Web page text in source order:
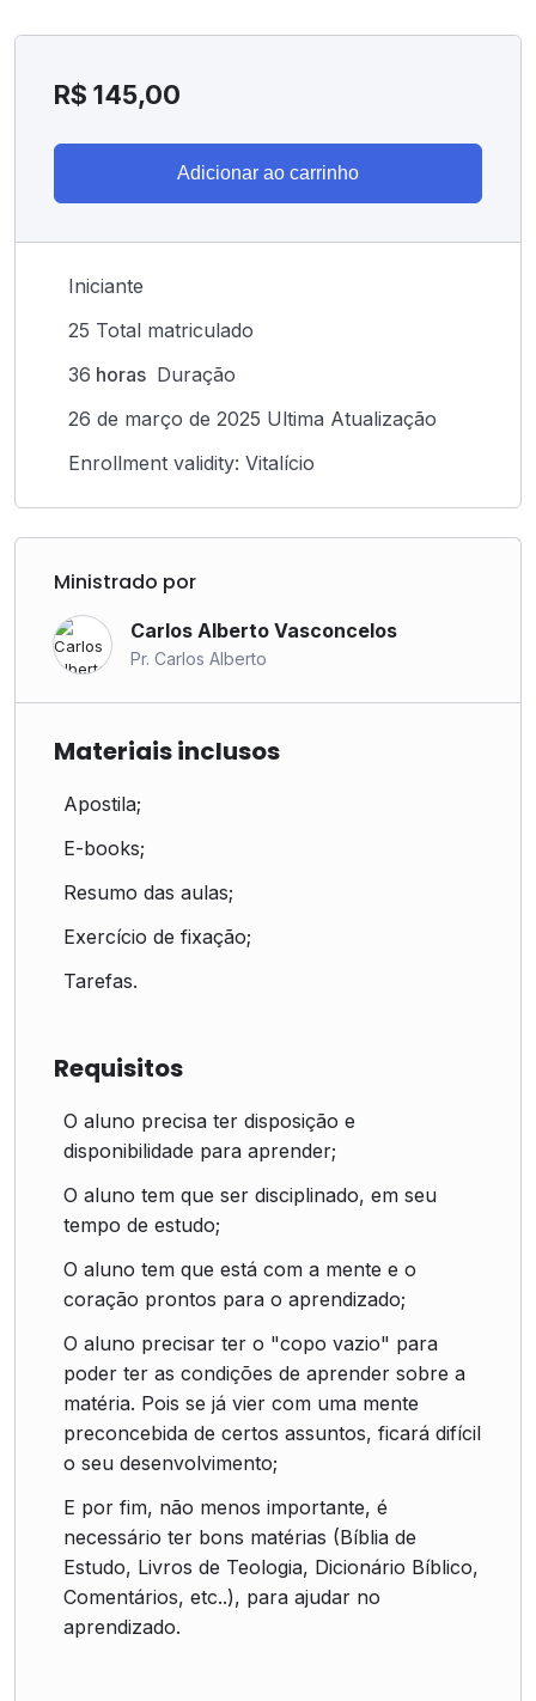
R$ 145,00
Adicionar ao carrinho
Iniciante
25 Total matriculado
36 horas Duração
26 de março de 2025 Ultima Atualização
Enrollment validity: Vitalício
Ministrado por
Carlos Alberto Vasconcelos
Pr. Carlos Alberto
Materiais inclusos
Apostila;
E-books;
Resumo das aulas;
Exercício de fixação;
Tarefas.
Requisitos
O aluno precisa ter disposição e
disponibilidade para aprender;
O aluno tem que ser disciplinado, em seu
tempo de estudo;
O aluno tem que está com a mente e o
coração prontos para o aprendizado;
O aluno precisar ter o "copo vazio" para
poder ter as condições de aprender sobre a
matéria. Pois se já vier com uma mente
preconcebida de certos assuntos, ficará difícil
o seu desenvolvimento;
E por fim, não menos importante, é
necessário ter bons matérias (Bíblia de
Estudo, Livros de Teologia, Dicionário Bíblico,
Comentários, etc..), para ajudar no
aprendizado.